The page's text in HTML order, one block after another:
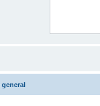
general